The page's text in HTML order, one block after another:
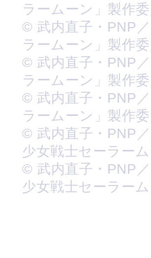
ラームーン」製作
© 武内直子・PNP
ラームーン」製作
© 武内直子・PNP
ラームーン」製作
© 武内直子・PNP
ラームーン」製作
© 武内直子・PNP
少女戦士セーラー
© 武内直子・PNP
少女戦士セーラー